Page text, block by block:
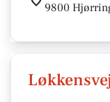
9800